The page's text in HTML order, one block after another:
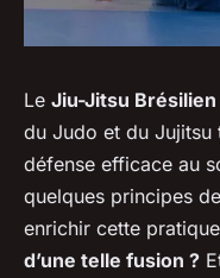
Le Jiu-Jitsu Brésilien
du Judo et du Jujitsu
défense efficace au
quelques principes
enrichir cette
d’une telle fusion ?